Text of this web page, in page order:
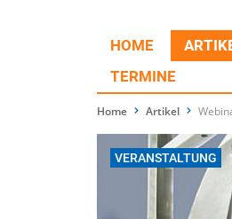
HOME
TERMINE
Home Artikel
VERANSTALTUNG